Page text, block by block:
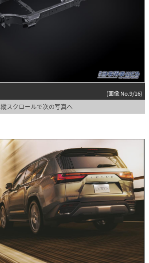
(画像 No.9/16)
縦スクロールで次の写真へ